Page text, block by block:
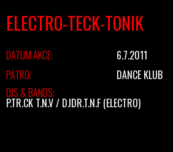
ELECTRO-TECK-TONIK
DATUM AKCE:
6.7.2011
PATRO:
DANCE KLUB
DJS & BANDS:
P.TR.CK T.N.V / DJDR.T.N.F (ELECTRO)